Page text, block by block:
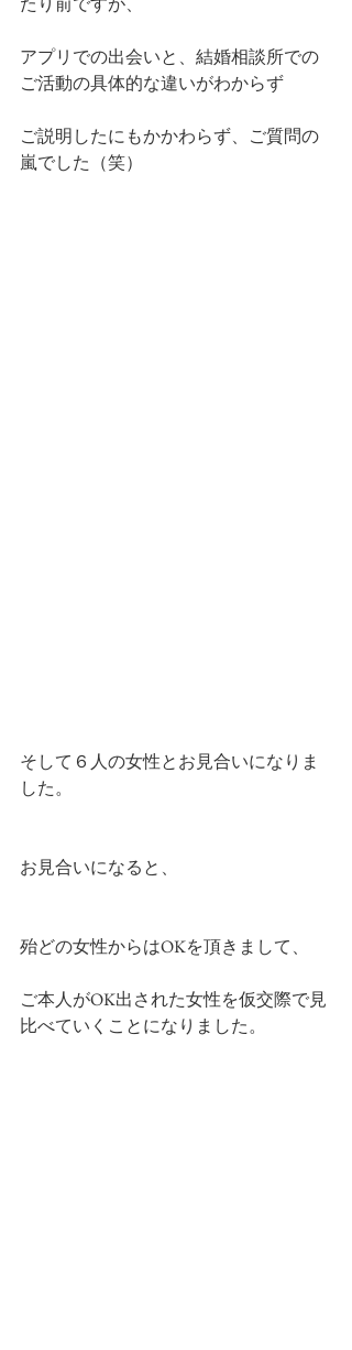
アプリでの出会いと、結婚相談所での
ご活動の具体的な違いがわからず
ご説明したにもかかわらず、ご質問の
嵐でした（笑）
そして６人の女性とお見合いになりま
した。
お見合いになると、
殆どの女性からはOKを頂きまして、
ご本人がOK出された女性を仮交際で見
比べていくことになりました。